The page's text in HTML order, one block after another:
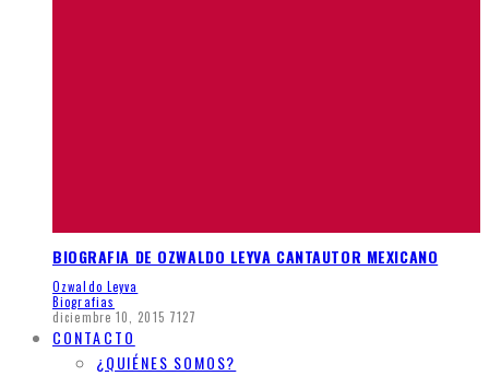
BIOGRAFIA DE OZWALDO LEYVA CANTAUTOR MEXICANO
Ozwaldo Leyva
Biografias
diciembre 10, 2015 7127
CONTACTO
¿QUIÉNES SOMOS?